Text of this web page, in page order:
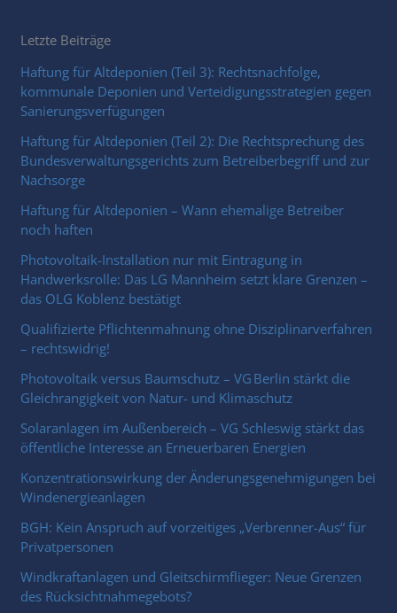
Letzte Beiträge
Haftung für Altdeponien (Teil 3): Rechtsnachfolge,
kommunale Deponien und Verteidigungsstrategien gegen
Sanierungsverfügungen
Haftung für Altdeponien (Teil 2): Die Rechtsprechung des
Bundesverwaltungsgerichts zum Betreiberbegriff und zur
Nachsorge
Haftung für Altdeponien – Wann ehemalige Betreiber
noch haften
Photovoltaik-Installation nur mit Eintragung in
Handwerksrolle: Das LG Mannheim setzt klare Grenzen –
das OLG Koblenz bestätigt
Qualifizierte Pflichtenmahnung ohne Disziplinarverfahren
– rechtswidrig!
Photovoltaik versus Baumschutz – VG Berlin stärkt die
Gleichrangigkeit von Natur- und Klimaschutz
Solaranlagen im Außenbereich – VG Schleswig stärkt das
öffentliche Interesse an Erneuerbaren Energien
Konzentrationswirkung der Änderungsgenehmigungen bei
Windenergieanlagen
BGH: Kein Anspruch auf vorzeitiges „Verbrenner-Aus“ für
Privatpersonen
Windkraftanlagen und Gleitschirmflieger: Neue Grenzen
des Rücksichtnahmegebots?